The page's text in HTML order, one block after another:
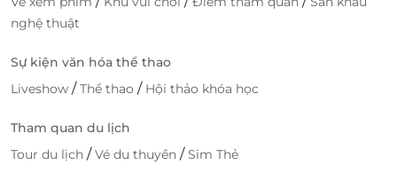
nghệ thuật
Sự kiện văn hóa thể thao
Liveshow /Thể thao / Hội thảo khóa học
Tham quan du lịch
Tour du lịch /Vé du thuyền /Sim Thẻ